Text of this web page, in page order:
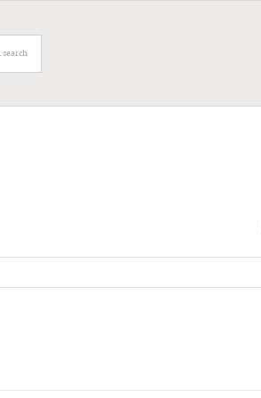
Search
for: